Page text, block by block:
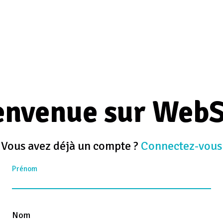
sur
Vous avez déjà un compte ? Connectez-vous
Prénom
Nom